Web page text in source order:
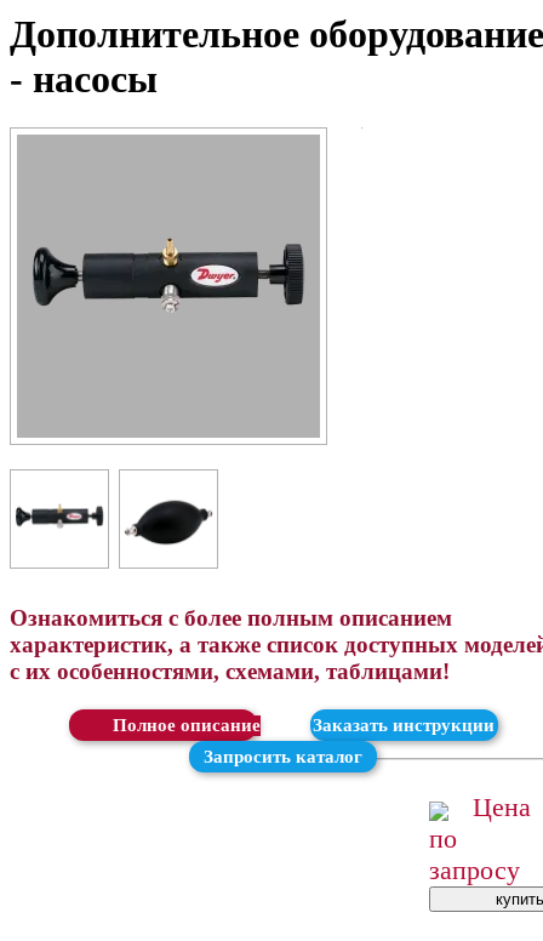
Дополнительное оборудование
- насосы
Ознакомиться с более полным описанием
характеристик, а также список доступных
с их особенностями, схемами, таблицами!
Скачать
Заказать инструкции
Запросить каталог
Цена
по
запросу